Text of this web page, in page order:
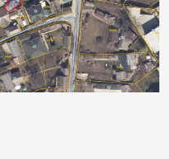
Next